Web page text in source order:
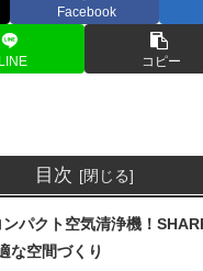
Facebook
LINE コピー
目次
パクト空気清浄機！
な空間づくり